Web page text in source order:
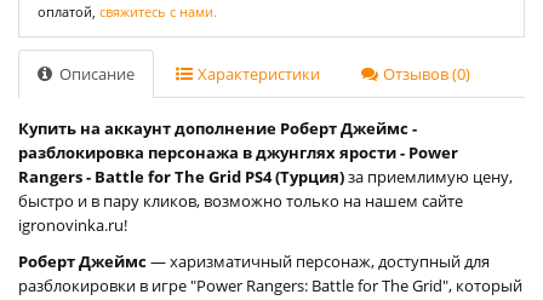
оплатой, свяжитесь с нами.
Описание Характеристики Отзывов (0)
Купить на аккаунт дополнение Роберт Джеймс -
разблокировка персонажа в джунглях ярости - Power
Rangers - Battle for The Grid PS4 (Турция)за приемлимую цену,
быстро и в пару кликов, возможно только на нашем сайте
igronovinka.ru!
Роберт Джеймс— харизматичный персонаж, доступный для
разблокировки в игре "Power Rangers: Battle for The Grid", который